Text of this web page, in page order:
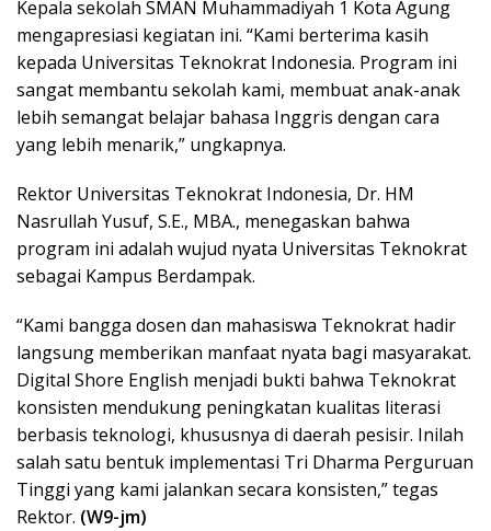
Kepala sekolah SMAN Muhammadiyah 1 Kota Agung
mengapresiasi kegiatan ini. “Kami berterima kasih
kepada Universitas Teknokrat Indonesia. Program ini
sangat membantu sekolah kami, membuat anak-anak
lebih semangat belajar bahasa Inggris dengan cara
yang lebih menarik,” ungkapnya.
Rektor Universitas Teknokrat Indonesia, Dr. HM
Nasrullah Yusuf, S.E., MBA., menegaskan bahwa
program ini adalah wujud nyata Universitas Teknokrat
sebagai Kampus Berdampak.
“Kami bangga dosen dan mahasiswa Teknokrat hadir
langsung memberikan manfaat nyata bagi masyarakat.
Digital Shore English menjadi bukti bahwa Teknokrat
konsisten mendukung peningkatan kualitas literasi
berbasis teknologi, khususnya di daerah pesisir. Inilah
salah satu bentuk implementasi Tri Dharma Perguruan
Tinggi yang kami jalankan secara konsisten,” tegas
Rektor. (W9-jm)